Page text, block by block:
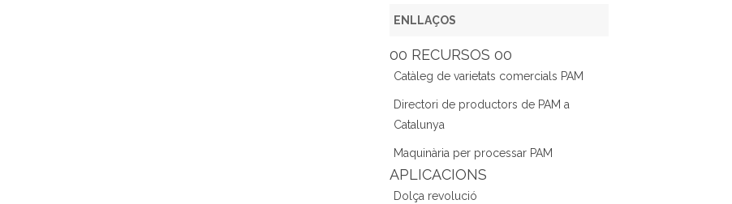
c
e
b
o
o
k
itt
er gr
a
m
dI
n
ENLLAÇOS
00 RECURSOS 00
Catàleg de varietats comercials PAM
Directori de productors de PAM a
Catalunya
Maquinària per processar PAM
APLICACIONS
Dolça revolució